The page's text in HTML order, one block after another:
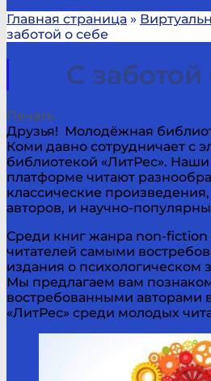
Главная страница »
заботой о себе
С заботой
Печать
Друзья! Молодёжная
Коми давно сотрудничает с
библиотекой «ЛитРес». Наши
платформе читают
классические
авторов, и научно-
Среди книг жанра non-
читателей самыми
издания о психологическом
Мы предлагаем вам
востребованными авторами
«ЛитРес» среди молодых